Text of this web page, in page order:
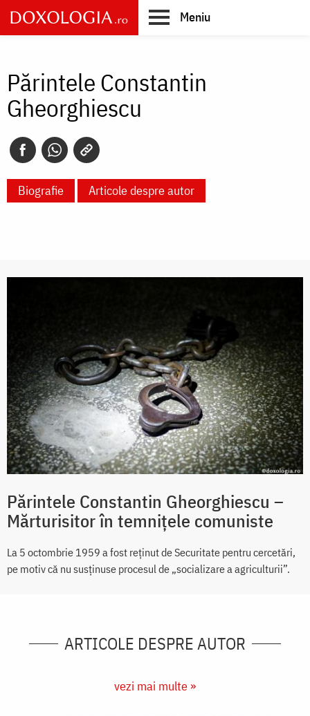
Skip
to
main
Meniu
Părintele Constantin
Gheorghiescu
Biografie Articole despre autor
Părintele Constantin Gheorghiescu –
Mărturisitor în temnițele comuniste
La 5 octombrie 1959 a fost reținut de Securitate pentru cercetări,
pe motiv că nu susținuse procesul de „socializare a agriculturii”.
ARTICOLE DESPRE AUTOR
vezi mai multe »